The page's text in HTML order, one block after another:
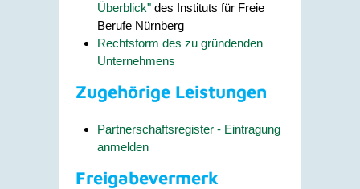
Überblick" des Instituts für Freie
Berufe Nürnberg
Rechtsform des zu gründenden
Unternehmens
Zugehörige Leistungen
Partnerschaftsregister - Eintragung
anmelden
Freigabevermerk